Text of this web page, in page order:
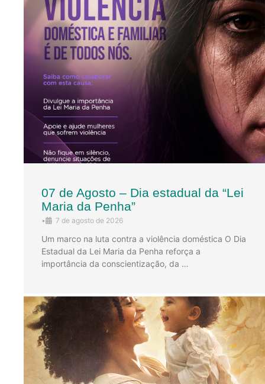
07 de Agosto – Dia estadual da “Lei
Maria da Penha”
• 7 de agosto de 2026
Um marco na luta contra a violência doméstica O Dia
Estadual da Lei Maria da Penha reforça a
importância da conscientização, da …